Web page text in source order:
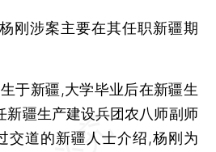
涉案主要在其任职新疆期
新疆,大学毕业后在新疆生
新疆生产建设兵团农八师副师
交道的新疆人士介绍,杨刚为